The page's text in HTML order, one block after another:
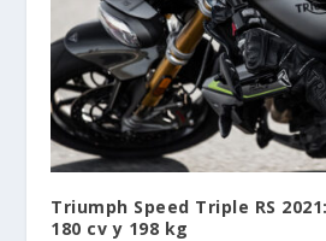
Triumph Speed Triple RS
180 cv y 198 kg